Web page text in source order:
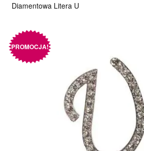
Niejadalne
Barwniki spożywcze
Tematyczne
Diamentowa Litera U
PROMOCJA!